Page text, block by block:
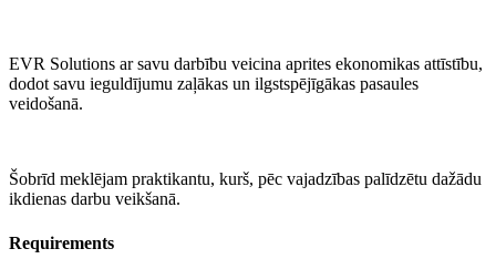
EVR Solutions ar savu darbību veicina aprites ekonomikas attīstību,
dodot savu ieguldījumu zaļākas un ilgstspējīgākas pasaules
veidošanā.
Šobrīd meklējam praktikantu, kurš, pēc vajadzības palīdzētu dažādu
ikdienas darbu veikšanā.
Requirements